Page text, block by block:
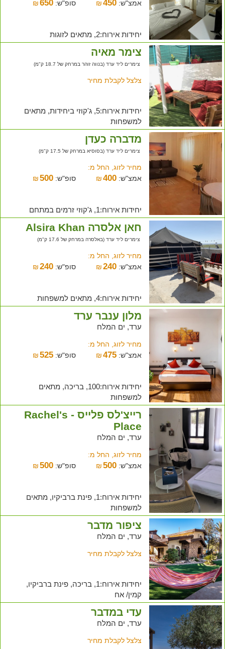
אמצ"ש: ₪450 סופ"ש: ₪ 650
יחידות אירוח:2, מתאים לזוגות
צימר מאיה
צימרים ליד ערד (בנווה זוהר במרחק של 18.7 ק"מ)
צלצל לקבלת מחיר
יחידות אירוח:5, ג'קוזי ביחידות, מתאים
למשפחות
מדברה כעדן
צימרים ליד ערד (בסוסיא במרחק של 17.5 ק"מ)
מחיר לזוג, החל מ:
אמצ"ש:
₪400 סופ"ש: ₪ 500
יחידות אירוח:1, ג'קוזי זרמים במתחם
חאן אלסרה Alsira Khan
צימרים ליד ערד (באלסרה במרחק של 17.6 ק"מ)
מחיר לזוג, החל מ:
אמצ"ש:
₪240 סופ"ש: ₪ 240
יחידות אירוח:4, מתאים למשפחות
מלון ענבר ערד
ערד, ים המלח
מחיר לזוג, החל מ:
אמצ"ש:
₪475 סופ"ש: ₪ 525
יחידות אירוח:100, בריכה, מתאים
למשפחות
רייצ'לס פלייס - Rachel's
Place
ערד, ים המלח
מחיר לזוג, החל מ:
אמצ"ש:
₪500 סופ"ש: ₪ 500
יחידות אירוח:1, פינת ברביקיו, מתאים
למשפחות
ציפור מדבר
ערד, ים המלח
צלצל לקבלת מחיר
יחידות אירוח:1, בריכה, פינת ברביקיו,
קמין/ אח
עדי במדבר
ערד, ים המלח
צלצל לקבלת מחיר